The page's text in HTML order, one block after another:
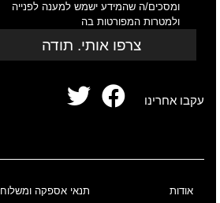
ומסכים/ה שהמידע ישמש למענה לפנייה
ולמטרות המפורטות בה
צרפו אותי. תודה
עקבו אחרינו
אודות תנאי אספקה ומשלוח